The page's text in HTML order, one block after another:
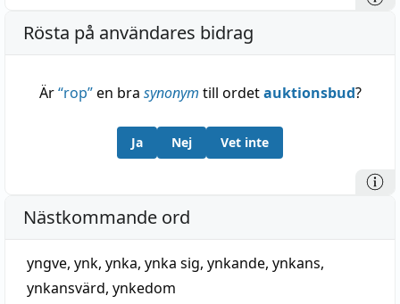
Rösta på användares bidrag
Är“rop”en bra synonym till ordetauktionsbud?
Ja Nej Vet inte
Nästkommande ord
yngve, ynk, ynka, ynka sig, ynkande, ynkans,
ynkansvärd, ynkedom